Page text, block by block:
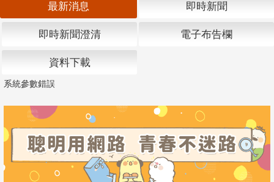
最新消息 即時新聞
即時新聞澄清 電子布告欄
資料下載
系統參數錯誤